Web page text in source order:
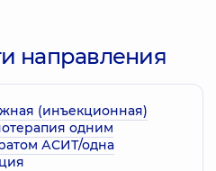
направления
(инъекционная)
одним
АСИТ/одна